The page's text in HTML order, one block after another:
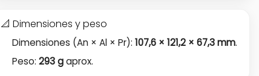
📐 Dimensiones y peso
Dimensiones (An × Al × Pr):107,6 × 121,2 × 67,3 mm.
Peso:293 gaprox.